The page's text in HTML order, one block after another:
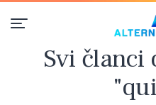
Svi članci